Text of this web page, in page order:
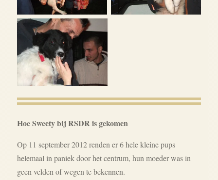
Hoe Sweety bij RSDR is gekomen
Op 11 september 2012 renden er 6 hele kleine pups
helemaal in paniek door het centrum, hun moeder was in
geen velden of wegen te bekennen.